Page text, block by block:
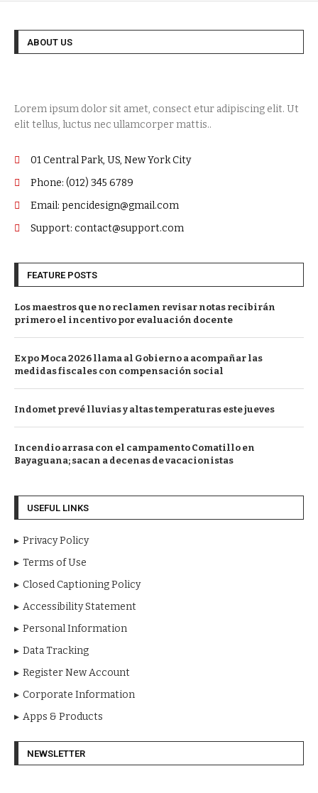
ABOUT US
Lorem ipsum dolor sit amet, consect etur adipiscing elit. Ut
elit tellus, luctus nec ullamcorper mattis..
01 Central Park, US, New York City
Phone: (012) 345 6789
Email: pencidesign@gmail.com
Support: contact@support.com
FEATURE POSTS
Los maestros que no reclamen revisar notas recibirán
primero el incentivo por evaluación docente
Expo Moca 2026 llama al Gobierno a acompañar las
medidas fiscales con compensación social
Indomet prevé lluvias y altas temperaturas este jueves
Incendio arrasa con el campamento Comatillo en
Bayaguana; sacan a decenas de vacacionistas
USEFUL LINKS
Privacy Policy
Terms of Use
Closed Captioning Policy
Accessibility Statement
Personal Information
Data Tracking
Register New Account
Corporate Information
Apps & Products
NEWSLETTER